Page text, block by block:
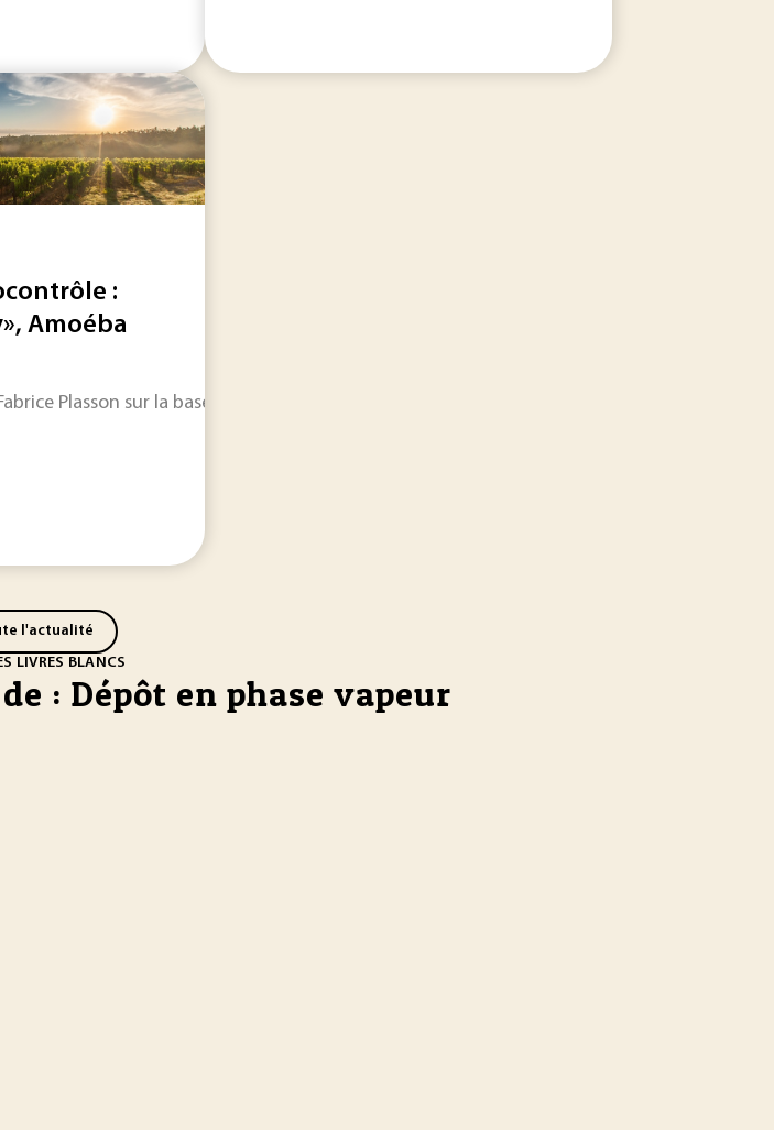
réussi à synthétiser des flocons de graphène dans un simple four à micro-ondes, via un...
:
Amoéba
Plasson sur la base d’un brevet de l’Université de Lyon, Amoéba s’attelle depuis lors
l'actualité
LIVRES BLANCS
: Dépôt en phase vapeur